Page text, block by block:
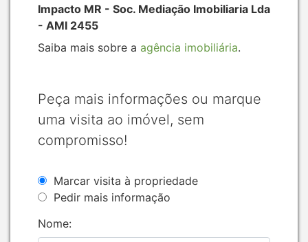
Impacto MR - Soc. Mediação Imobiliaria Lda
- AMI 2455
Saiba mais sobre a agência imobiliária.
Peça mais informações ou marque
uma visita ao imóvel, sem
compromisso!
Marcar visita à propriedade
Pedir mais informação
Nome: